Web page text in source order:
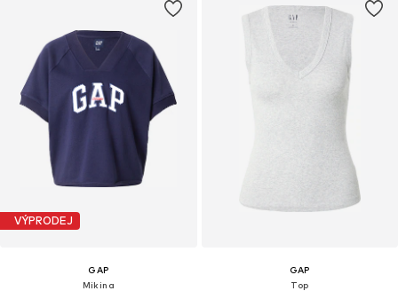
VÝPRODEJ
GAP
Mikina
GAP
Top